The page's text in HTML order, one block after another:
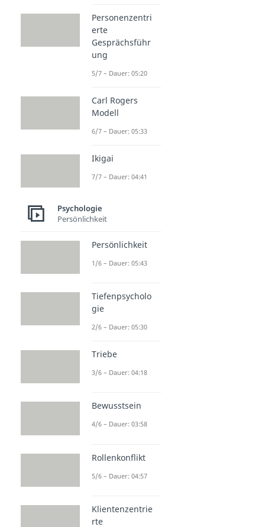
Personenzentri
erte
Gesprächsführ
ung
5/7 – Dauer: 05:20
Carl Rogers
Modell
6/7 – Dauer: 05:33
Ikigai
7/7 – Dauer: 04:41
Psychologie
Persönlichkeit
Persönlichkeit
1/6 – Dauer: 05:43
Tiefenpsycholo
gie
2/6 – Dauer: 05:30
Triebe
3/6 – Dauer: 04:18
Bewusstsein
4/6 – Dauer: 03:58
Rollenkonflikt
5/6 – Dauer: 04:57
Klientenzentrie
rte